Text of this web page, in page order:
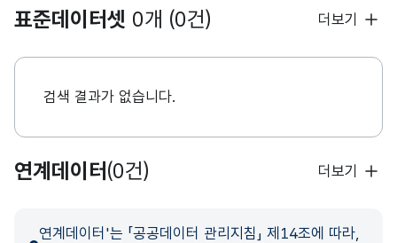
표준데이터셋 0개 (0건) 더보기
검색 결과가 없습니다.
연계데이터 (0건) 더보기
연계데이터'는 「공공데이터 관리지침」 제14조에 따라,